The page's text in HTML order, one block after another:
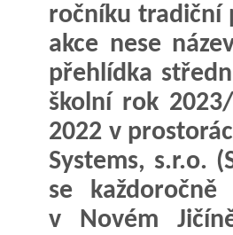
ročníku tradiční
akce nese
přehlídka
školní rok
2022 v
Systems, s.r.o.
se
v Novém